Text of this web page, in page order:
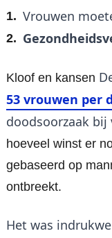
Vrouwen
Kloof en kansen
53 vrouwen per
doodsoorzaak bij
hoeveel winst er
gebaseerd op
ontbreekt.
Het was